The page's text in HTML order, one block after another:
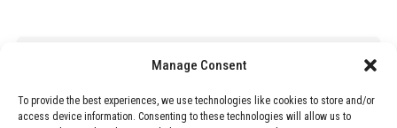
Manage Consent
To provide the best experiences, we use technologies like cookies to store and/or
access device information. Consenting to these technologies will allow us to